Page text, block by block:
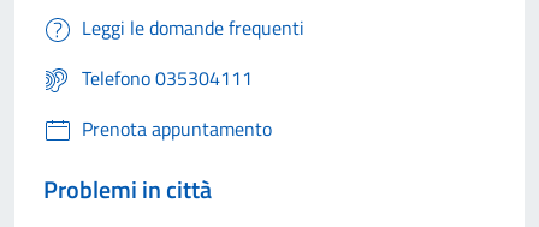
Leggi le domande frequenti
Telefono 035304111
Prenota appuntamento
Problemi in città